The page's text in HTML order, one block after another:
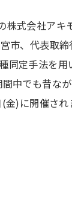
式会社ア
市、代表取
同定手法を
中でも昔な
)に開催さ